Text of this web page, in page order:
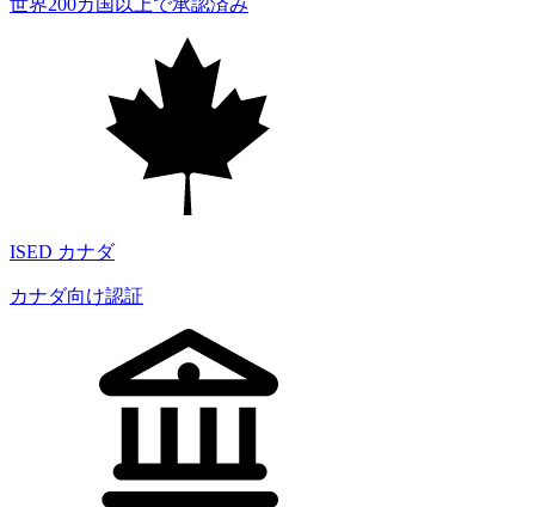
世界200カ国以上で承認済み
ISED カナダ
カナダ向け認証